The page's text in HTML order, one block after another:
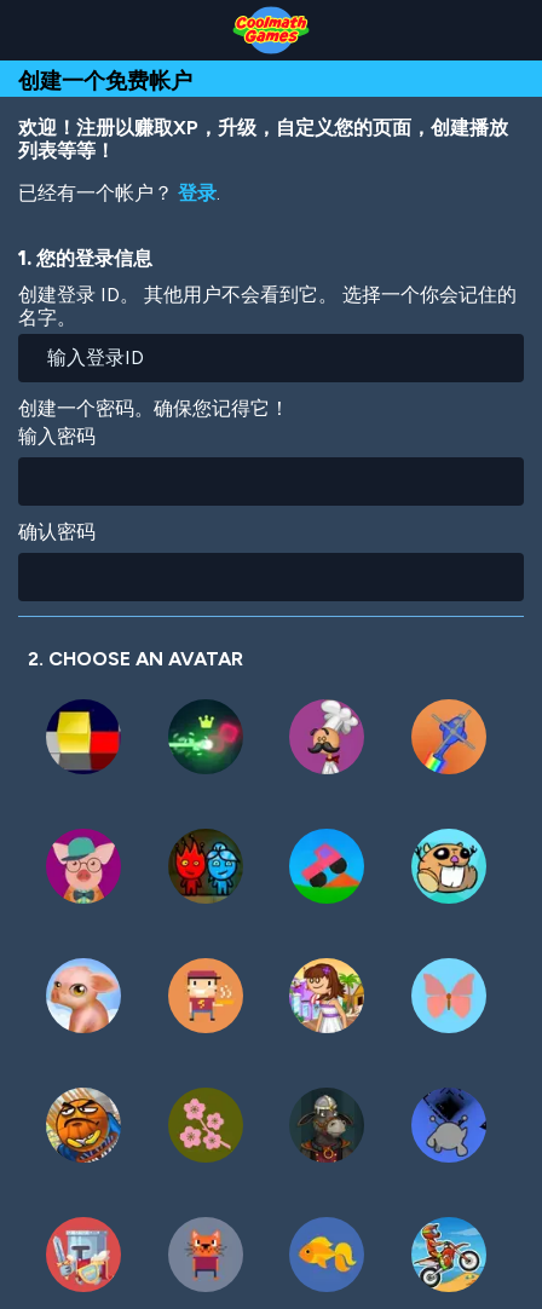
Top
of
Page
Navigation
Main
Content
Footer
到
主
要
内
容
创建一个免费帐户
欢迎！注册以赚取XP，升级，自定义您的页面，创建播放
列表等等！
已经有一个帐户？ 登录.
1. 您的登录信息
创建登录 ID。 其他用户不会看到它。 选择一个你会记住的
名字。
创建一个密码。确保您记得它！
输入密码
确认密码
2. CHOOSE AN AVATAR